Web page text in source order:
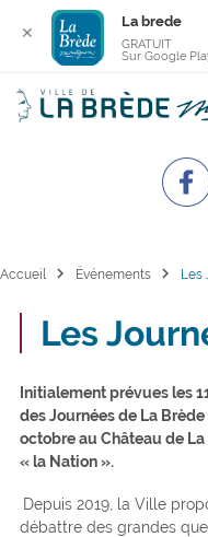
Accueil chevron_right Événements chevron_right Les
Les
Initialement prévues les
des Journées de La
octobre au Château de
« la Nation ».
Depuis 2019, la Ville
débattre des grandes
✕
La brede
GRATUIT
Sur Google